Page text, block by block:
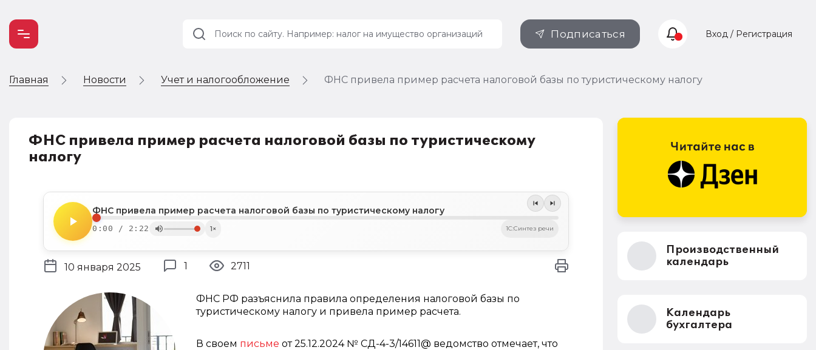
Подписаться Вход / Регистрация
Главная Новости Учет и налогообложение ФНС привела пример расчета налоговой базы по туристическому налогу
ФНС привела пример расчета налоговой базы по туристическому
налогу
ФНС привела пример расчета налоговой базы по туристическому налогу
0:00 / 2:22 1× 1C:Синтез речи
10 января 2025 1 2711
ФНС РФ разъяснила правила определения налоговой базы по
туристическому налогу и привела пример расчета.
В своем письме от 25.12.2024 № СД-4-3/14611@ ведомство отмечает, что
Производственный
календарь
Календарь
бухгалтера
Учет и